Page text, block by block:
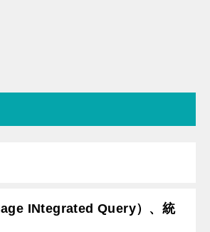
INtegrated Query）、統